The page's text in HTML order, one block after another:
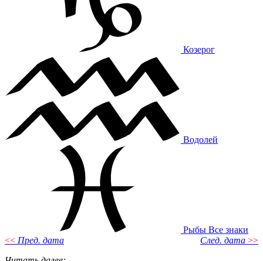
Козерог
Водолей
Рыбы Все знаки
<< Пред. дата След. дата >>